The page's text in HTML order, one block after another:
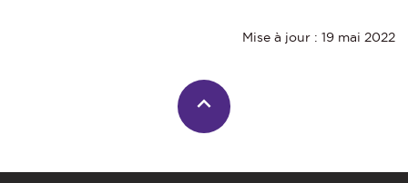
Mise à jour : 19 mai 2022